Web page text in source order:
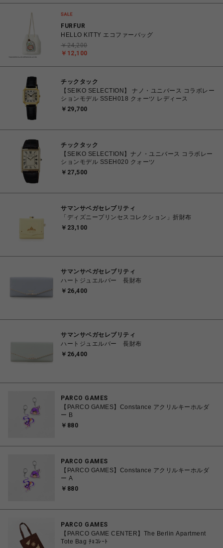
FURFUR
HELLO KITTY エコファーバッグ
￥12,100
￥24,200
チックタック
【SEIKO SELECTION】 ナノ・ユニバース コラボレー
ションモデル SSEH018 クォーツ レディース
￥29,700
チックタック
【SEIKO SELECTION】ナノ・ユニバース コラボレー
ションモデル SSEH020 クォーツ
￥27,500
サマンサベガセレブリティ
「ディズニープリンセスコレクション」折財布
￥23,100
サマンサベガセレブリティ
ハートジュエルバー 長財布
￥26,400
サマンサベガセレブリティ
ハートジュエルバー 長財布
￥26,400
PARCO GAMES
【PARCO GAMES】Constance アクリルキーホルダ
ー B
￥880
PARCO GAMES
【PARCO GAMES】Constance アクリルキーホルダ
ー A
￥880
PARCO GAMES
【PARCO GAME CENTER】The Berlin Apartment
Tote Bag ﾁｮｺﾚｰﾄ